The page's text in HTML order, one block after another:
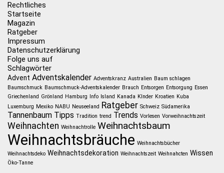
Rechtliches
Startseite
Magazin
Ratgeber
Impressum
Datenschutzerklärung
Folge uns auf
Schlagwörter
Advent Adventskalender Adventskranz Australien Baum schlagen
Baumschmuck Baumschmuck-Adventskalender Brauch Entsorgen Entsorgung Essen
Griechenland Grönland Hamburg Info Island Kanada KInder Kroatien Kuba
Luxemburg Mexiko NABU Neuseeland Ratgeber Schweiz Südamerika
Tannenbaum Tipps Tradition trend Trends Vorlesen Vorweihnachtszeit
Weihnachten Weihnachtrolle Weihnachtsbaum
Weihnachtsbräuche Weihnachtsbücher
Weihnachtsdeko Weihnachtsdekoration Weihnachtszeit Weihnahcten Wissen
Öko-Tanne